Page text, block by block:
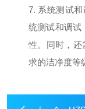
7. 系统测试和
统测试和调试
性。同时，还
求的洁净度等